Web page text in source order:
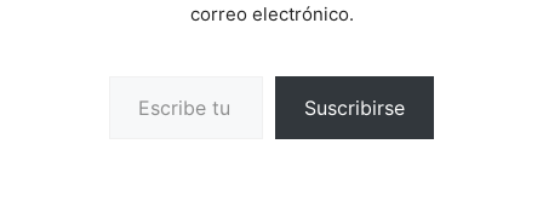
correo electrónico.
Suscribirse